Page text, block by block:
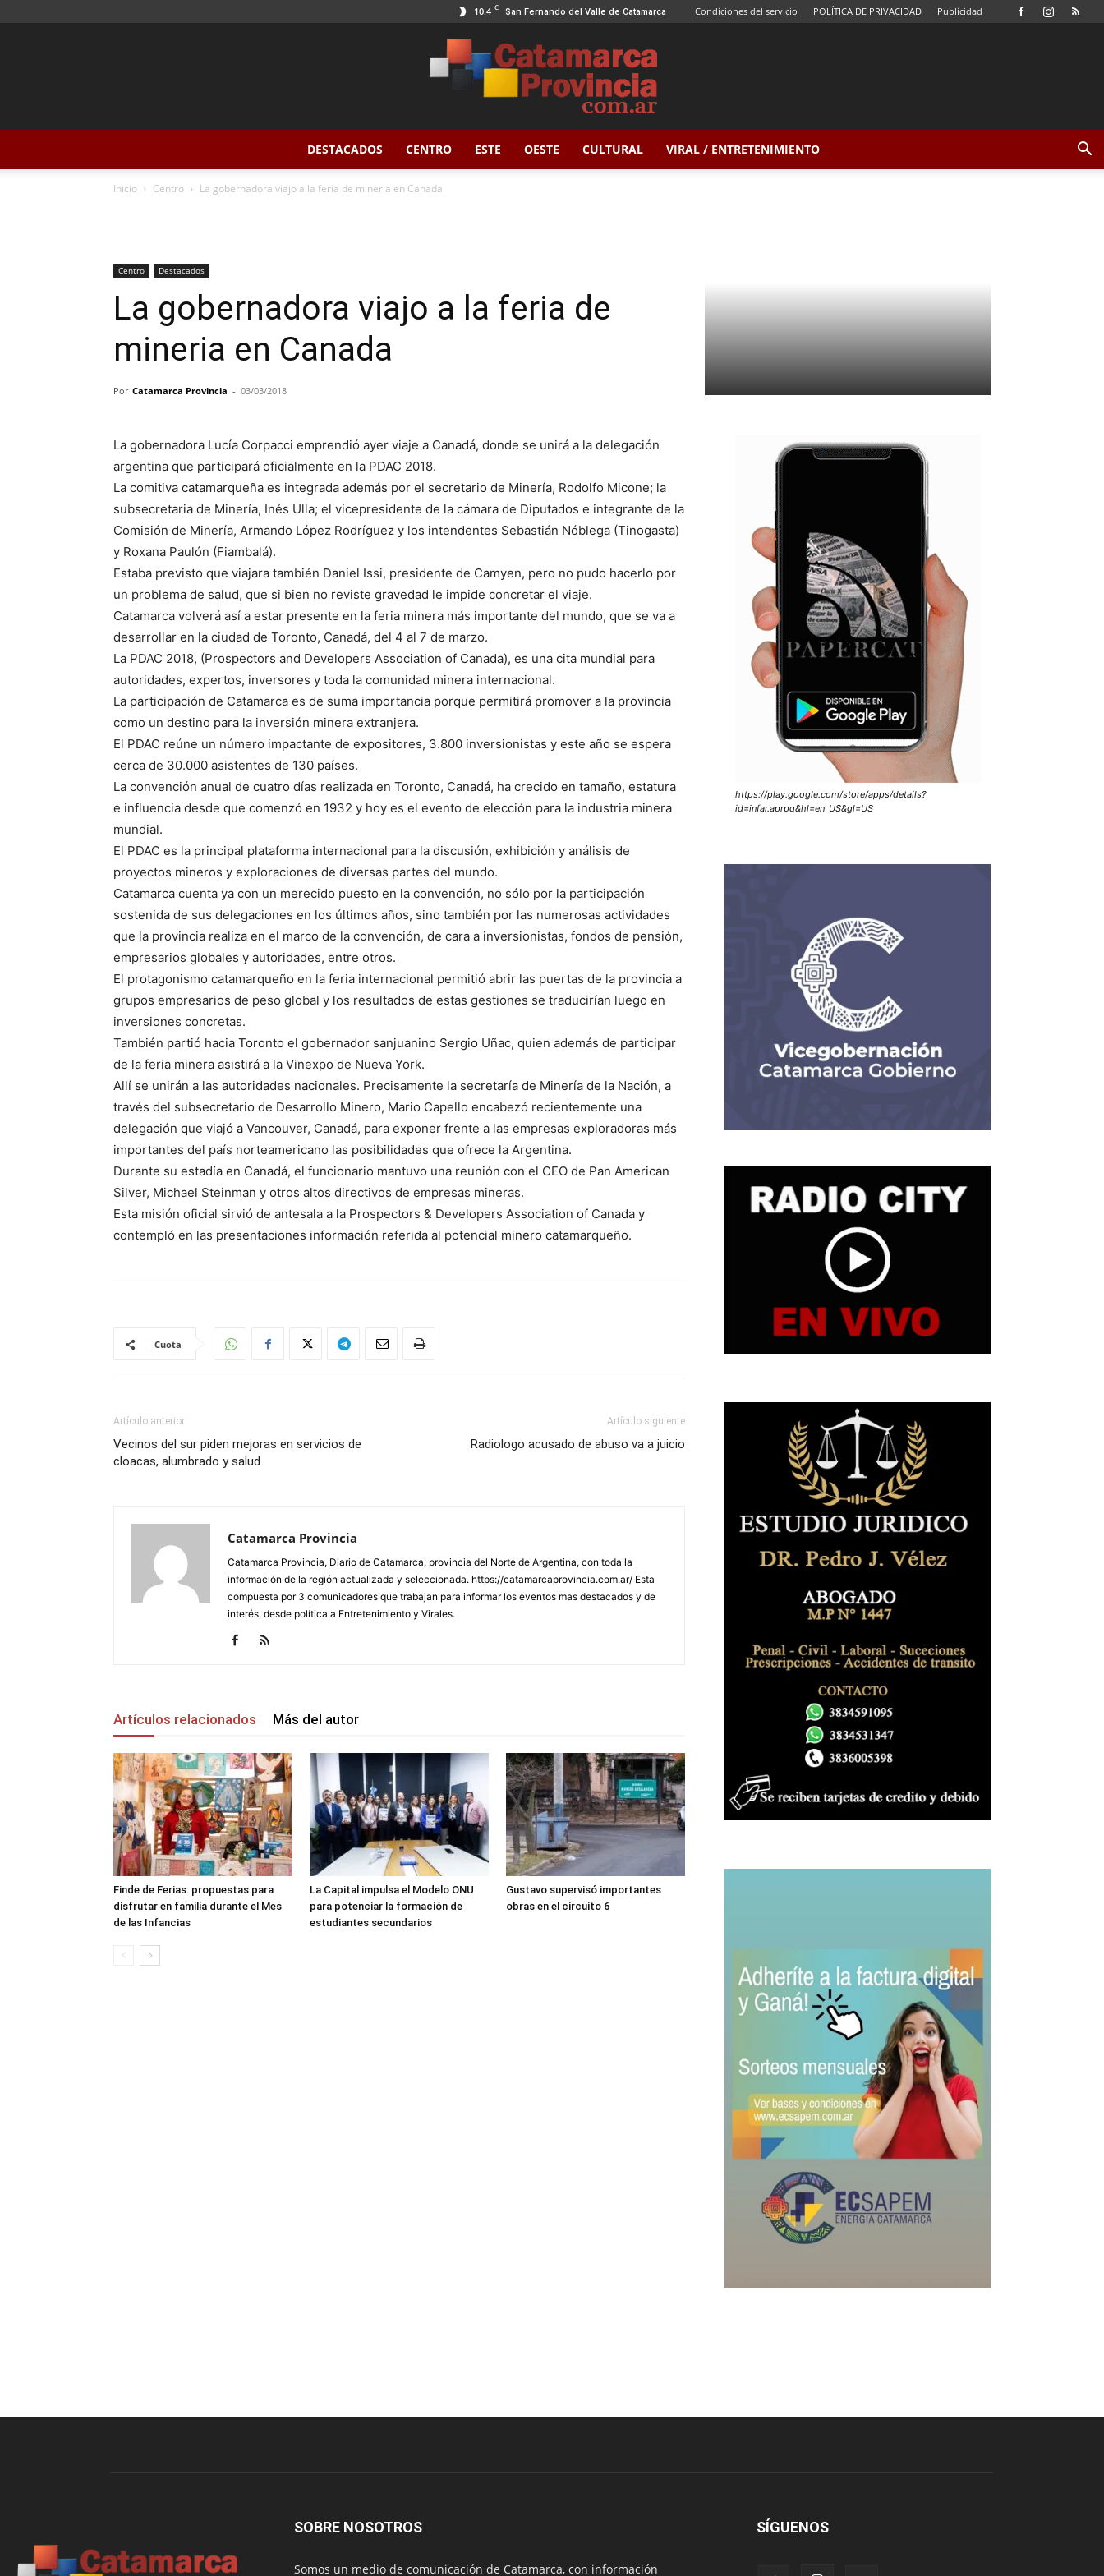
10.4 C San Fernando del Valle de Catamarca Condiciones del servicio POLÍTICA DE PRIVACIDAD Publicidad
Catamarca
DESTACADOS CENTRO ESTE OESTE CULTURAL VIRAL / ENTRETENIMIENTO
Inicio Centro La gobernadora viajo a la feria de mineria en Canada
Centro Destacados
La gobernadora viajo a la feria de
mineria en Canada
Por Catamarca Provincia - 03/03/2018
La gobernadora Lucía Corpacci emprendió ayer viaje a Canadá, donde se unirá a la delegación
argentina que participará oficialmente en la PDAC 2018.
La comitiva catamarqueña es integrada además por el secretario de Minería, Rodolfo Micone; la
subsecretaria de Minería, Inés Ulla; el vicepresidente de la cámara de Diputados e integrante de la
Comisión de Minería, Armando López Rodríguez y los intendentes Sebastián Nóblega (Tinogasta)
y Roxana Paulón (Fiambalá).
Estaba previsto que viajara también Daniel Issi, presidente de Camyen, pero no pudo hacerlo por
un problema de salud, que si bien no reviste gravedad le impide concretar el viaje.
Catamarca volverá así a estar presente en la feria minera más importante del mundo, que se va a
desarrollar en la ciudad de Toronto, Canadá, del 4 al 7 de marzo.
La PDAC 2018, (Prospectors and Developers Association of Canada), es una cita mundial para
autoridades, expertos, inversores y toda la comunidad minera internacional.
La participación de Catamarca es de suma importancia porque permitirá promover a la provincia
como un destino para la inversión minera extranjera.
El PDAC reúne un número impactante de expositores, 3.800 inversionistas y este año se espera
cerca de 30.000 asistentes de 130 países.
La convención anual de cuatro días realizada en Toronto, Canadá, ha crecido en tamaño, estatura
e influencia desde que comenzó en 1932 y hoy es el evento de elección para la industria minera
mundial.
El PDAC es la principal plataforma internacional para la discusión, exhibición y análisis de
proyectos mineros y exploraciones de diversas partes del mundo.
Catamarca cuenta ya con un merecido puesto en la convención, no sólo por la participación
sostenida de sus delegaciones en los últimos años, sino también por las numerosas actividades
que la provincia realiza en el marco de la convención, de cara a inversionistas, fondos de pensión,
empresarios globales y autoridades, entre otros.
El protagonismo catamarqueño en la feria internacional permitió abrir las puertas de la provincia a
grupos empresarios de peso global y los resultados de estas gestiones se traducirían luego en
inversiones concretas.
También partió hacia Toronto el gobernador sanjuanino Sergio Uñac, quien además de participar
de la feria minera asistirá a la Vinexpo de Nueva York.
Allí se unirán a las autoridades nacionales. Precisamente la secretaría de Minería de la Nación, a
través del subsecretario de Desarrollo Minero, Mario Capello encabezó recientemente una
delegación que viajó a Vancouver, Canadá, para exponer frente a las empresas exploradoras más
importantes del país norteamericano las posibilidades que ofrece la Argentina.
Durante su estadía en Canadá, el funcionario mantuvo una reunión con el CEO de Pan American
Silver, Michael Steinman y otros altos directivos de empresas mineras.
Esta misión oficial sirvió de antesala a la Prospectors & Developers Association of Canada y
contempló en las presentaciones información referida al potencial minero catamarqueño.
Cuota
Artículo anterior
Vecinos del sur piden mejoras en servicios de
cloacas, alumbrado y salud
Artículo siguiente
Radiologo acusado de abuso va a juicio
Catamarca Provincia
Catamarca Provincia, Diario de Catamarca, provincia del Norte de Argentina, con toda la
información de la región actualizada y seleccionada. https://catamarcaprovincia.com.ar/ Esta
compuesta por 3 comunicadores que trabajan para informar los eventos mas destacados y de
interés, desde política a Entretenimiento y Virales.
Artículos relacionados Más del autor
Finde de Ferias: propuestas para
disfrutar en familia durante el Mes
de las Infancias
La Capital impulsa el Modelo ONU
para potenciar la formación de
estudiantes secundarios
Gustavo supervisó importantes
obras en el circuito 6
https://play.google.com/store/apps/details?
id=infar.aprpq&hl=en_US&gl=US
SOBRE NOSOTROS
Somos un medio de comunicación de Catamarca, con información
SÍGUENOS